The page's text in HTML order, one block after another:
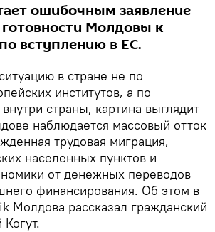
ошибочным заявление
Молдовы к
вступлению в ЕС.
в стране не по
институтов, а по
страны, картина выглядит
наблюдается массовый отток
трудовая миграция,
населенных пунктов и
от денежных переводов
финансирования. Об этом в
Молдова рассказал гражданский